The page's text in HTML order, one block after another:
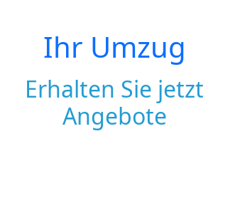
Ihr Umzug
Erhalten Sie jetzt
Angebote